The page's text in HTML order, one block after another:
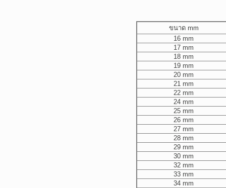
ขนาด mm
16 mm
17 mm
18 mm
19 mm
20 mm
21 mm
22 mm
24 mm
25 mm
26 mm
27 mm
28 mm
29 mm
30 mm
32 mm
33 mm
34 mm